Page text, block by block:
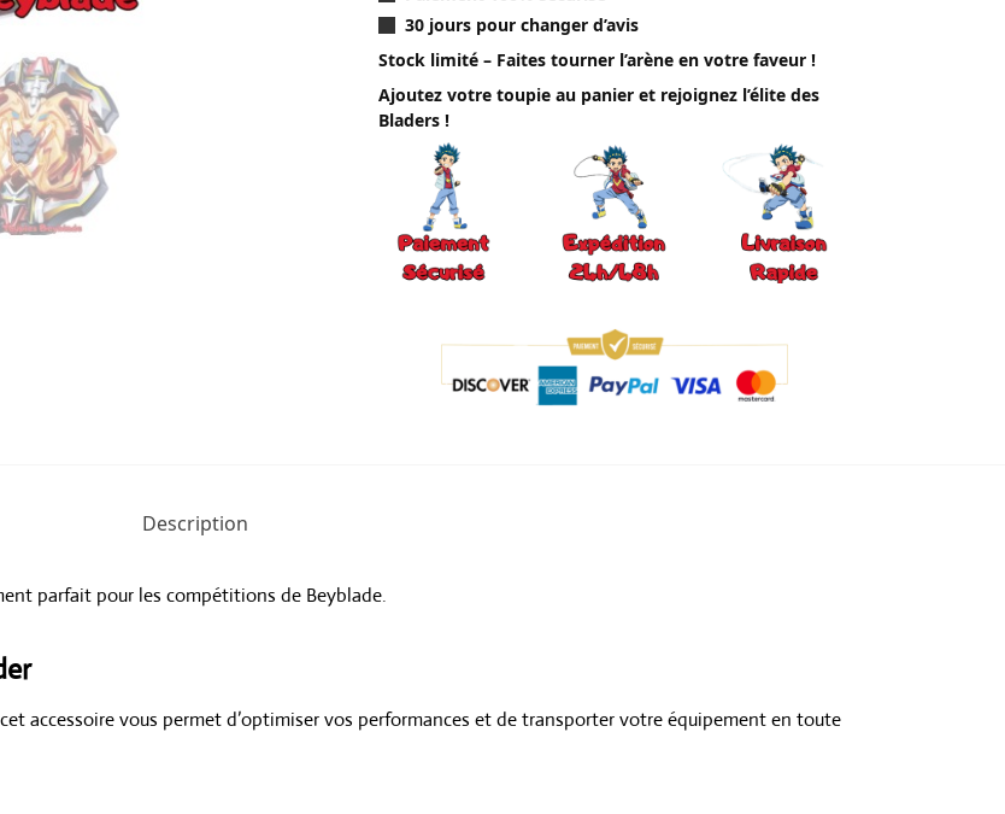
30 jours pour changer d’avis
Stock limité – Faites tourner l’arène en votre faveur !
Ajoutez votre toupie au panier et rejoignez l’élite des
Bladers !
Description
parfait pour les compétitions de Beyblade.
accessoire vous permet d’optimiser vos performances et de transporter votre équipement en toute